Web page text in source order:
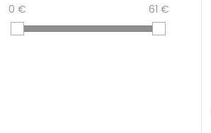
0 €
61 €